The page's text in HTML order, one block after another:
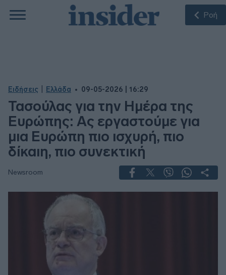
Ροή
Ειδήσεις Ελλάδα 09-05-2026 | 16:29
Τασούλας για την Ημέρα της
Ευρώπης: Ας εργαστούμε για
μια Ευρώπη πιο ισχυρή, πιο
δίκαιη, πιο συνεκτική
Newsroom